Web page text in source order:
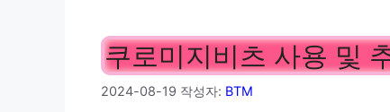
쿠로미지비츠 사용 및
2024-08-19 작성자: BTM